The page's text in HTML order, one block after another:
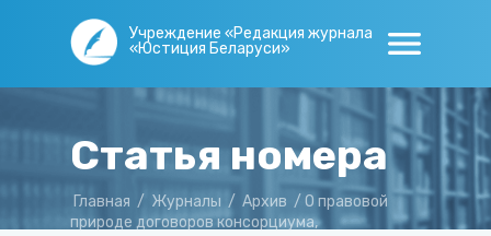
Учреждение «Редакция журнала
«Юстиция Беларуси»
Статья номера
Главная / Журналы / Архив / О правовой
природе договоров консорциума,